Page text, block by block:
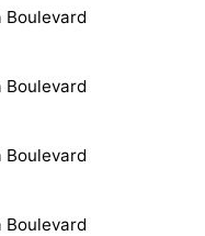
Boulevard
Boulevard
Boulevard
Boulevard